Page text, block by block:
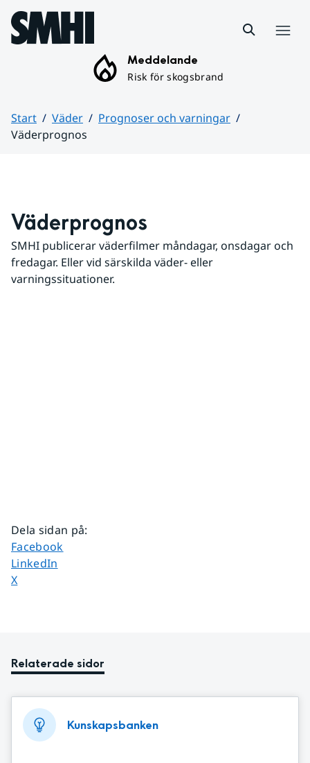
Hoppa till sidans innehåll
Meddelande
Risk för skogsbrand
Start Väder
Prognoser och varningar
Väderprognos
Väderprognos
SMHI publicerar väderfilmer måndagar, onsdagar och
fredagar. Eller vid särskilda väder- eller
varningssituationer.
Dela sidan på:
Dela sidan på
Facebook
Dela sidan på
LinkedIn
Dela sidan på
X
Relaterade sidor
Kunskapsbanken